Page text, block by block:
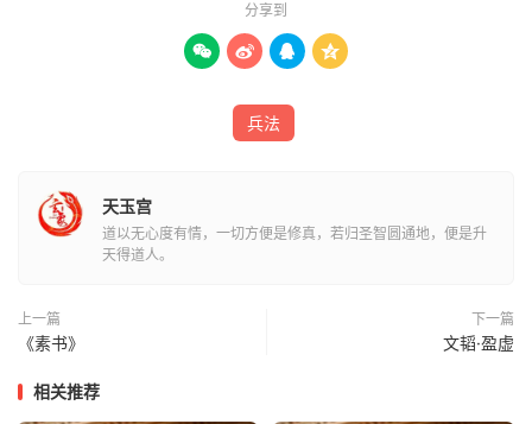
太公曰：“天下非一人之天下，乃天下之天下也。同天下之
利者，则得天下；擅天下之利者，则失天下。天有时，地有
财，能与人共之者，仁也。仁之所在，天下归之。免人之
死，解人之难，救人之患，济人之急者，德也。德之所在，
天下归之。与人同忧、同乐、同好、同恶者，义也；义之所
道也。道之所在，天下归之。”
文王再拜曰：“允哉，敢不受天之诏命乎！”乃载与俱归，立
分享到
   
兵法
天玉宫
道以无心度有情，一切方便是修真，若归圣智圆通地，便是升
天得道人。
上一篇
《素书》
下一篇
文韬·盈虚
相关推荐